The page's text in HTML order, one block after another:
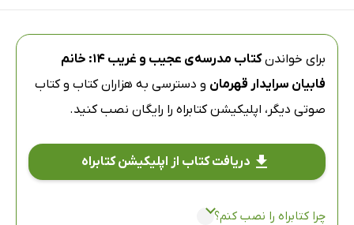
برای خواندن
کتاب مدرسه‌ی عجیب و غریب 14: خانم
فابیان سرایدار قهرمان و دسترسی به هزاران کتاب و کتاب
صوتی دیگر، اپلیکیشن کتابراه را رایگان نصب کنید.
دریافت کتاب از اپلیکیشن کتابراه
چرا کتابراه را نصب کنم؟